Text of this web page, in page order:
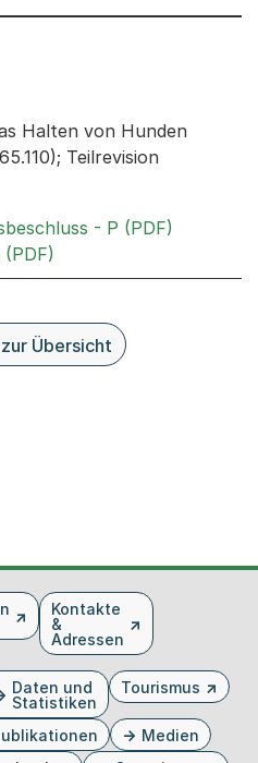
Sitzungen: Informationen
Halten von Hunden
Teilrevision
- P (PDF)
Übersicht
Kontakte
&
Adressen
Daten und
Statistiken
Tourismus
Medien